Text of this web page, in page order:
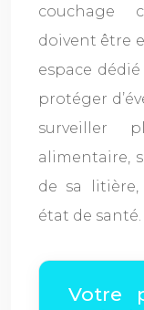
couchage
doivent être
espace
protéger
surveiller
alimentaire,
de sa
état de santé.
Votre